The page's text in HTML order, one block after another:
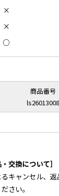
×
×
○
商品番号
ls26013008
交換について］
キャンセル、返
さい。